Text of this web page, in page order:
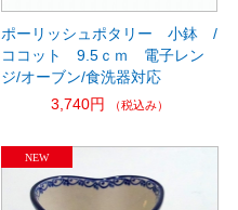
ポーリッシュポタリー 小鉢 /
ココット 9.5ｃｍ 電子レン
ジ/オーブン/食洗器対応
3,740円
（税込み）